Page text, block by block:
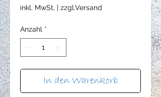
inkl. MwSt. | zzgl.Versand
Anzahl *
In den Warenkorb